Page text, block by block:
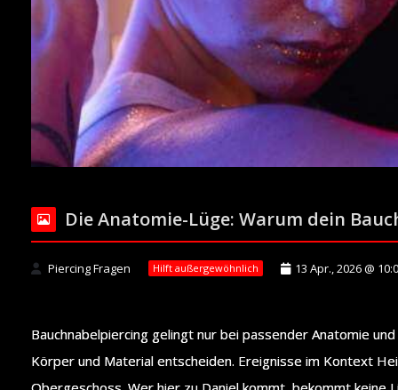
Die Anatomie-Lüge: Warum dein
Piercing Fragen Hilft außergewöhnlich 13 Apr., 2026 @
Bauchnabelpiercing gelingt nur bei passender Anatomie
Körper und Material entscheiden. Ereignisse im Kontext